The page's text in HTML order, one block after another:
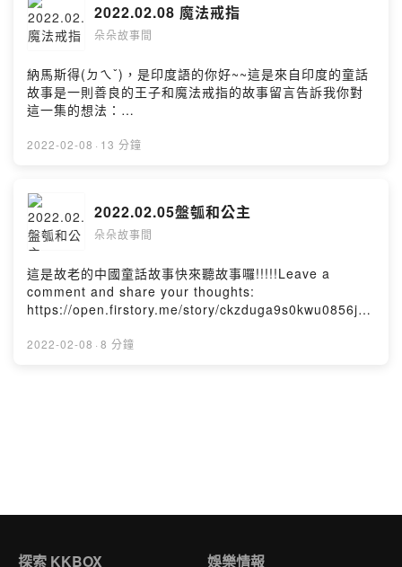
2022.02.08 魔法戒指
朵朵故事間
納馬斯得(ㄉㄟˇ)，是印度語的你好~~ 這是來自印度的童話
故事是一則善良的王子和魔法戒指的故事留言告訴我你對
這一集的想法：
5wbwp?m=commentPowered by Firstory Hosting
2022-02-08 · 13 分鐘
2022.02.05盤瓠和公主
朵朵故事間
這是故老的中國童話故事快來聽故事囉!!!!! Leave a
comment and share your thoughts:
https://open.firstory.me/story/ckzduga9s0kwu0856jkr
2022-02-08 · 8 分鐘
探索 KKBOX 娛樂情報